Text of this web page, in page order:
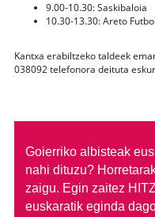
9.00-10.30: Saskibaloia
10.30-13.30: Areto
Kantxa erabiltzeko taldeek
038092 telefonora deituta
Goierriko albisteak
nahi dituzu?
zaigu. Egin zaitez
euskaratik eginda